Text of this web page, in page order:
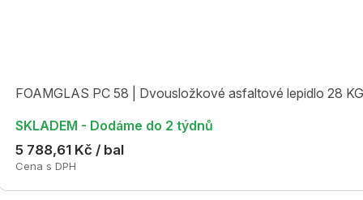
FOAMGLAS PC 58 | Dvousložkové asfaltové lepidlo 28 KG
SKLADEM - Dodáme do 2 týdnů
5 788,61 Kč / bal
Cena s DPH